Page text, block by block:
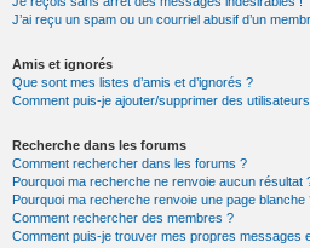
J’ai reçu un spam ou un courriel abusif d’un
Amis et ignorés
Que sont mes listes d’amis et d’ignorés ?
Comment puis-je ajouter/supprimer des
Recherche dans les forums
Comment rechercher dans les forums ?
Pourquoi ma recherche ne renvoie aucun résultat
Pourquoi ma recherche renvoie une page blanche
Comment rechercher des membres ?
Comment puis-je trouver mes propres messages